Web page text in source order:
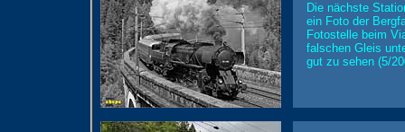
Die nächste
ein Foto der
Fotostelle beim
falschen Gleis
gut zu sehen (5/